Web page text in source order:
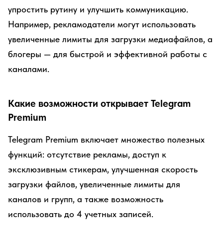
упростить рутину и улучшить коммуникацию.
Например, рекламодатели могут использовать
увеличенные лимиты для загрузки медиафайлов, а
блогеры — для быстрой и эффективной работы с
каналами.
Какие возможности открывает Telegram
Premium
Telegram Premium включает множество полезных
функций: отсутствие рекламы, доступ к
эксклюзивным стикерам, улучшенная скорость
загрузки файлов, увеличенные лимиты для
каналов и групп, а также возможность
использовать до 4 учетных записей.